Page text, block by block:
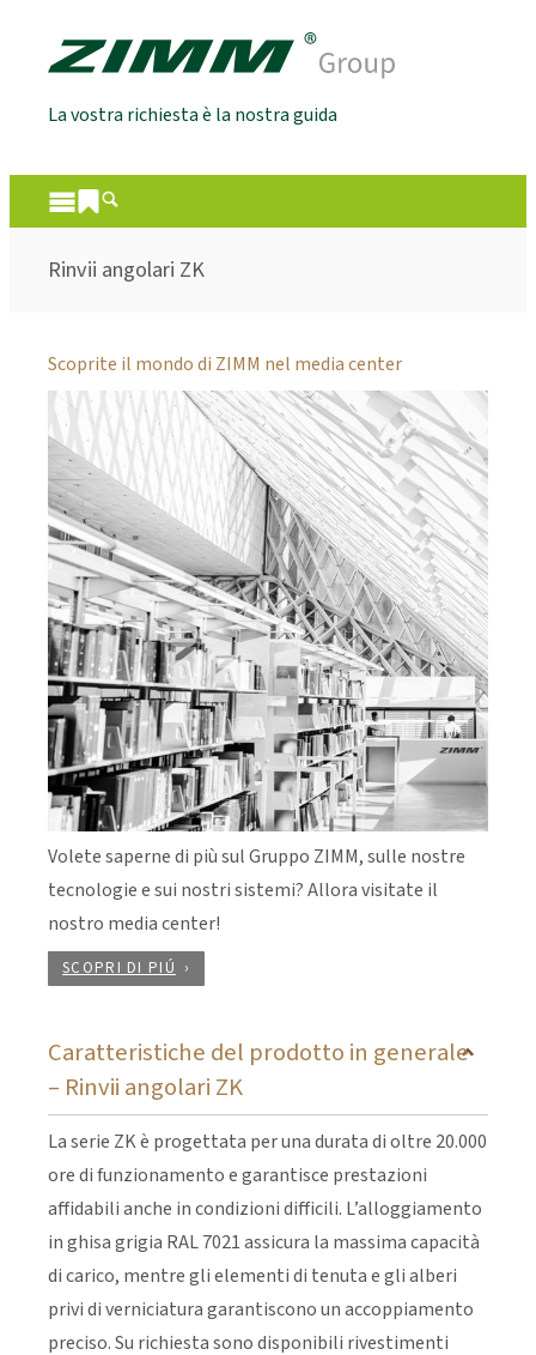
La vostra richiesta è la nostra guida
Rinvii angolari ZK
Scoprite il mondo di ZIMM nel media center
Volete saperne di più sul Gruppo ZIMM, sulle nostre
tecnologie e sui nostri sistemi? Allora visitate il
nostro media center!
SCOPRI DI PIÚ
Caratteristiche del prodotto in generale
– Rinvii angolari ZK
La serie ZK è progettata per una durata di oltre 20.000
ore di funzionamento e garantisce prestazioni
affidabili anche in condizioni difficili. L’alloggiamento
in ghisa grigia RAL 7021 assicura la massima capacità
di carico, mentre gli elementi di tenuta e gli alberi
privi di verniciatura garantiscono un accoppiamento
preciso. Su richiesta sono disponibili rivestimenti